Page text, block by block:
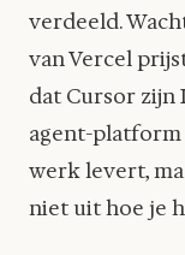
verdeeld.
van Vercel
dat Cursor zijn
agent-platform
werk levert,
niet uit hoe je